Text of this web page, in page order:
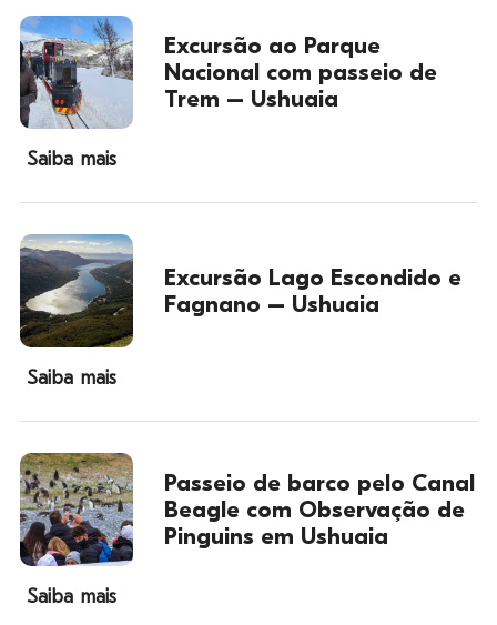
Excursão ao Parque
Nacional com passeio de
Trem – Ushuaia
Saiba mais
Excursão Lago Escondido e
Fagnano – Ushuaia
Saiba mais
Passeio de barco pelo Canal
Beagle com Observação de
Pinguins em Ushuaia
Saiba mais